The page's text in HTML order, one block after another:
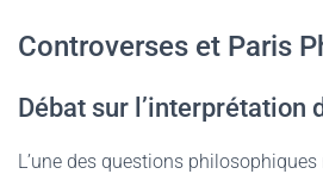
Controverses et Paris
Débat sur l’interprétation
L’une des questions philosophiques